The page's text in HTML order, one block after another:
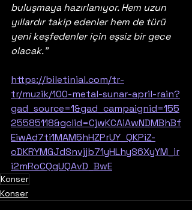
buluşmaya hazırlanıyor. Hem uzun
yıllardır takip edenler hem de türü
yeni keşfedenler için eşsiz bir gece
olacak."
https://biletinial.com/tr-
tr/muzik/100-metal-sunar-april-rain?
gad_source=1&gad_campaignid=155
25585118&gclid=CjwKCAiAwNDMBhBf
EiwAd7ti1MAM5hHZPrUY_QKPiZ-
oDKRYMGJdSnvjjb71yHLhyS6XyYM_ir
i2mRoCQgUQAvD_BwE
Konser
Konser